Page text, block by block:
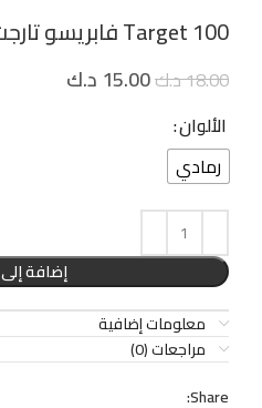
Target 100 فابريسو تارجت
18.00د.ك15.00 د.ك
الألوان
رمادي
إضافة
معلومات إضافية
مراجعات (0)
Share: